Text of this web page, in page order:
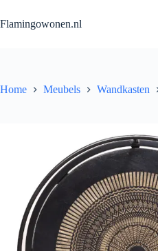
Flamingowonen.nl
Home Meubels Wandkasten